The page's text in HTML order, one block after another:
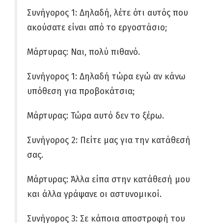
Συνήγορος 1: Δηλαδή, λέτε ότι αυτός που
ακούσατε είναι από το εργοστάσιο;
Μάρτυρας: Ναι, πολύ πιθανό.
Συνήγορος 1: Δηλαδή τώρα εγώ αν κάνω
υπόθεση για προβοκάτσια;
Μάρτυρας: Τώρα αυτό δεν το ξέρω.
Συνήγορος 2: Πείτε μας για την κατάθεσή
σας.
Μάρτυρας: Άλλα είπα στην κατάθεσή μου
και άλλα γράψανε οι αστυνομικοί.
Συνήγορος 3: Σε κάποια αποστροφή του